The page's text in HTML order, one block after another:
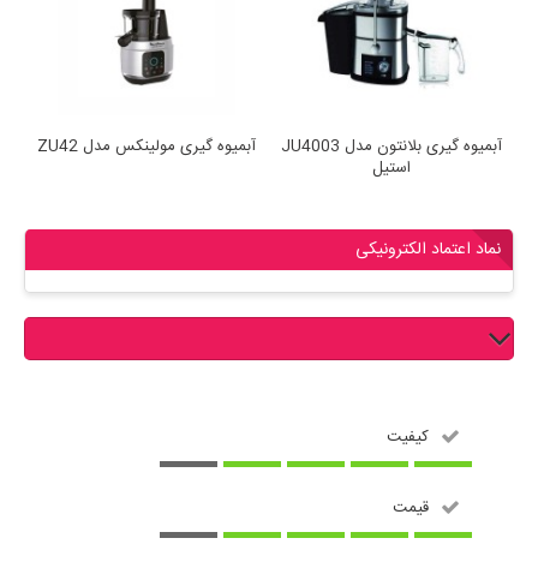
آبمیوه گیری مولینکس مدل ZU42
آبمیوه گیری بلانتون مدل JU4003
استیل
نماد اعتماد الکترونیکی
کیفیت
قیمت